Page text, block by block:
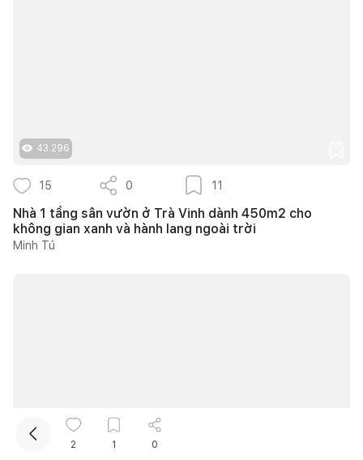
43.296
15 0 11
Nhà 1 tầng sân vườn ở Trà Vinh dành 450m2 cho
không gian xanh và hành lang ngoài trời
Minh Tú
10.259
2 1 0